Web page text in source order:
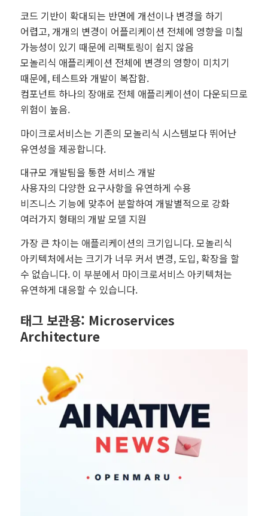
코드 기반이 확대되는 반면에 개선이나 변경을 하기
어렵고, 개개의 변경이 어플리케이션 전체에 영향을 미칠
가능성이 있기 때문에 리팩토링이 쉽지 않음
모놀리식 애플리케이션 전체에 변경의 영향이 미치기
때문에, 테스트와 개발이 복잡함.
컴포넌트 하나의 장애로 전체 애플리케이션이 다운되므로
위험이 높음.
마이크로서비스는 기존의 모놀리식 시스템보다 뛰어난
유연성을 제공합니다.
대규모 개발팀을 통한 서비스 개발
사용자의 다양한 요구사항을 유연하게 수용
비즈니스 기능에 맞추어 분할하여 개발별적으로 강화
여러가지 형태의 개발 모델 지원
가장 큰 차이는 애플리케이션의 크기입니다. 모놀리식
아키텍처에서는 크기가 너무 커서 변경, 도입, 확장을 할
수 없습니다. 이 부분에서 마이크로서비스 아키텍처는
유연하게 대응할 수 있습니다.
태그 보관용: Microservices
Architecture